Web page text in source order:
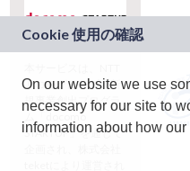
ドコモグループの新
規事業創出プログラ
ム「docomo
STARTUP」を通じて
On our website we use
necessary for our site to
information about how our